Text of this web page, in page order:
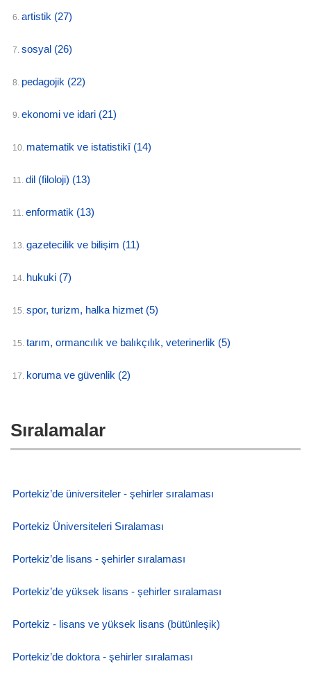
6. artistik (27)
7. sosyal (26)
8. pedagojik (22)
9. ekonomi ve idari (21)
10. matematik ve istatistikî (14)
11. dil (filoloji) (13)
11. enformatik (13)
13. gazetecilik ve bilişim (11)
14. hukuki (7)
15. spor, turizm, halka hizmet (5)
15. tarım, ormancılık ve balıkçılık, veterinerlik (5)
17. koruma ve güvenlik (2)
Sıralamalar
Portekiz’de üniversiteler - şehirler sıralaması
Portekiz Üniversiteleri Sıralaması
Portekiz’de lisans - şehirler sıralaması
Portekiz’de yüksek lisans - şehirler sıralaması
Portekiz - lisans ve yüksek lisans (bütünleşik)
Portekiz’de doktora - şehirler sıralaması